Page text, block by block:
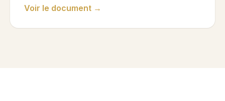
Voir le document →